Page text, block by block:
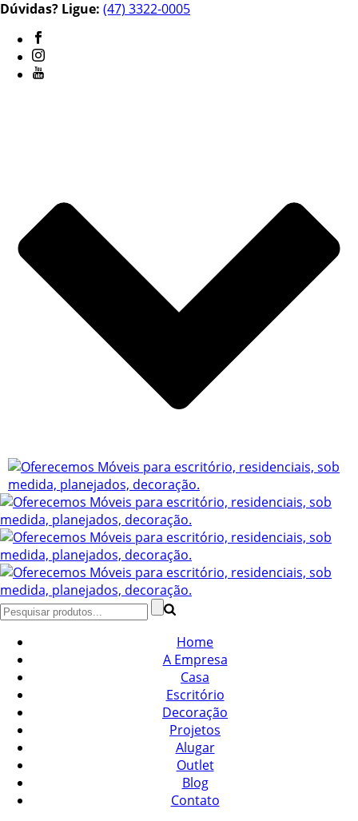
Dúvidas? Ligue: (47) 3322-0005
Home
A Empresa
Casa
Escritório
Decoração
Projetos
Alugar
Outlet
Blog
Contato